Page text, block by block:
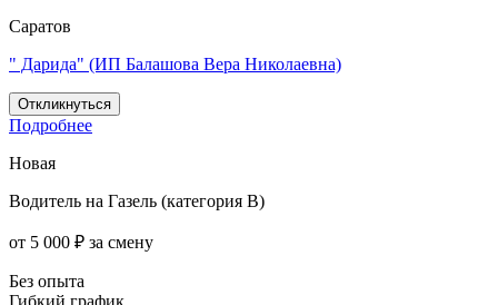
Саратов
" Дарида" (ИП Балашова Вера Николаевна)
Откликнуться
Подробнее
Новая
Водитель на Газель (категория B)
от 5 000 ₽ за смену
Без опыта
Гибкий график